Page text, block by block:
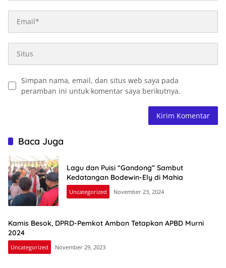
Simpan nama, email, dan situs web saya pada
peramban ini untuk komentar saya berikutnya.
Baca Juga
Lagu dan Puisi “Gandong” Sambut
Kedatangan Bodewin-Ely di Mahia
Uncategorized November 23, 2024
Kamis Besok, DPRD-Pemkot Ambon Tetapkan APBD Murni
2024
Uncategorized November 29, 2023